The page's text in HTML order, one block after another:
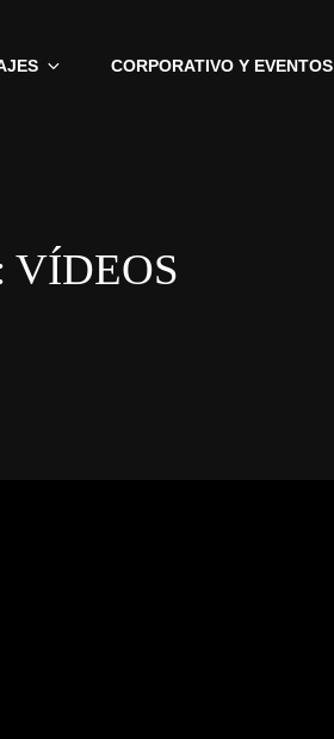
CORPORATIVO Y EVENTOS
VÍDEOS